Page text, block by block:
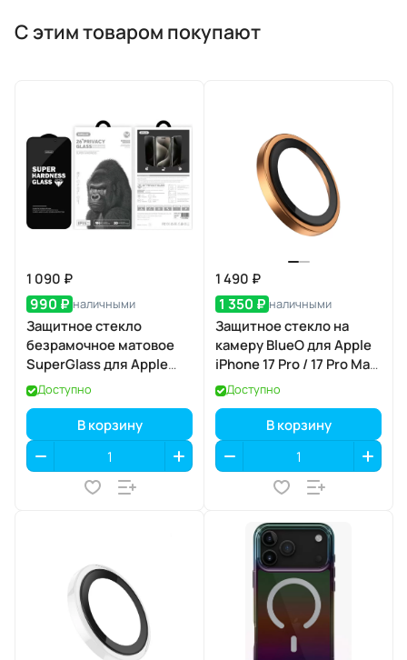
С этим товаром покупают
1 090 ₽
990 ₽ наличными
Защитное стекло
безрамочное матовое
SuperGlass для Apple
iPhone 17 Air
Доступно
В корзину
1 490 ₽
1 350 ₽ наличными
Защитное стекло на
камеру BlueO для Apple
iPhone 17 Pro / 17 Pro Max,
Aluminium, 3 шт., Orange
(оранжевый), с
аппликатором
Доступно
В корзину